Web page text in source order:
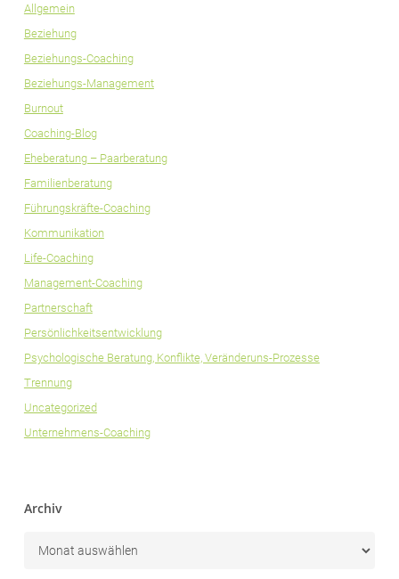
Allgemein
Beziehung
Beziehungs-Coaching
Beziehungs-Management
Burnout
Coaching-Blog
Eheberatung – Paarberatung
Familienberatung
Führungskräfte-Coaching
Kommunikation
Life-Coaching
Management-Coaching
Partnerschaft
Persönlichkeitsentwicklung
Psychologische Beratung, Konflikte, Veränderuns-Prozesse
Trennung
Uncategorized
Unternehmens-Coaching
Archiv